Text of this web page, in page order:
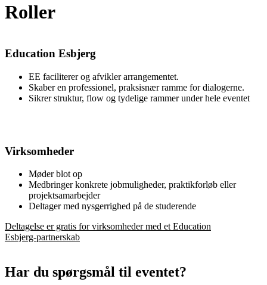
Roller
Education Esbjerg
EE faciliterer og afvikler arrangementet.
Skaber en professionel, praksisnær ramme for dialogerne.
Sikrer struktur, flow og tydelige rammer under hele eventet
Virksomheder
Møder blot op
Medbringer konkrete jobmuligheder, praktikforløb eller
projektsamarbejder
Deltager med nysgerrighed på de studerende
Deltagelse er gratis for virksomheder med et Education
Esbjerg‑partnerskab
Har du spørgsmål til eventet?